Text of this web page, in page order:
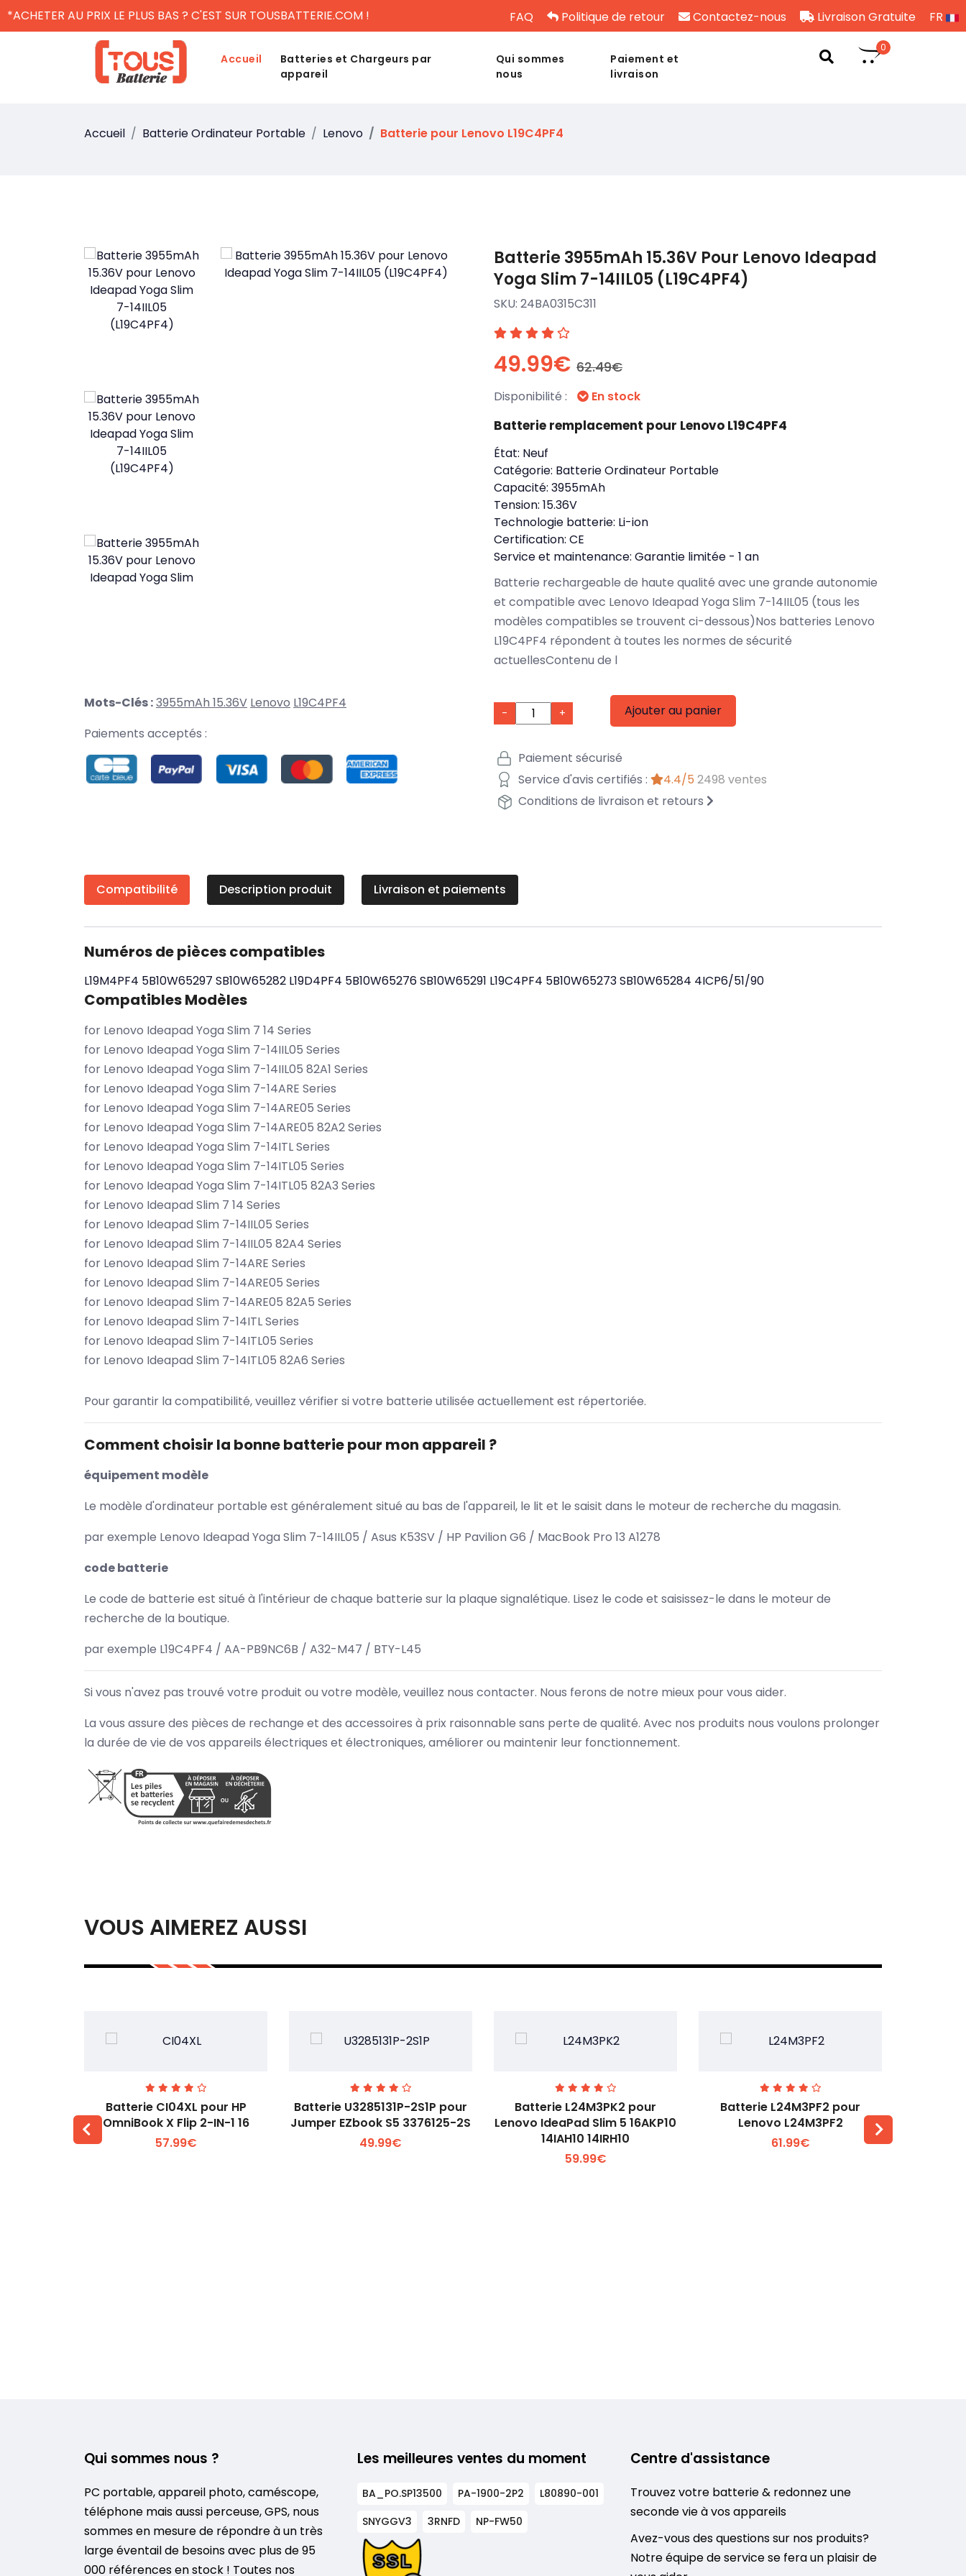
*ACHETER AU PRIX LE PLUS BAS ? C'EST SUR TOUSBATTERIE.COM ! FAQ Politique de retour Contactez-nous Livraison Gratuite FR
Accueil
Batteries et Chargeurs par
appareil
Qui sommes
nous
Paiement et
livraison
0
Accueil Batterie Ordinateur Portable Lenovo Batterie pour Lenovo L19C4PF4
Mots-Clés :3955mAh 15.36V Lenovo L19C4PF4
Paiements acceptés :
Batterie 3955mAh 15.36V Pour Lenovo Ideapad
Yoga Slim 7-14IIL05 (L19C4PF4)
SKU: 24BA0315C311
49.99€ 62.49€
Disponibilité : En stock
Batterie remplacement pour Lenovo L19C4PF4
État: Neuf
Catégorie: Batterie Ordinateur Portable
Capacité: 3955mAh
Tension: 15.36V
Technologie batterie: Li-ion
Certification: CE
Service et maintenance: Garantie limitée - 1 an
Batterie rechargeable de haute qualité avec une grande autonomie
et compatible avec Lenovo Ideapad Yoga Slim 7-14IIL05 (tous les
modèles compatibles se trouvent ci-dessous)Nos batteries Lenovo
L19C4PF4 répondent à toutes les normes de sécurité
actuellesContenu de l
- + Ajouter au panier
Paiement sécurisé
Service d'avis certifiés :
4.4/5 2498 ventes
Conditions de livraison et retours
Compatibilité Description produit Livraison et paiements
Numéros de pièces compatibles
L19M4PF4 5B10W65297 SB10W65282 L19D4PF4 5B10W65276SB10W65291 L19C4PF4 5B10W65273SB10W65284 4ICP6/51/90
Compatibles Modèles
for Lenovo Ideapad Yoga Slim 7 14 Series
for Lenovo Ideapad Yoga Slim 7-14IIL05 Series
for Lenovo Ideapad Yoga Slim 7-14IIL05 82A1 Series
for Lenovo Ideapad Yoga Slim 7-14ARE Series
for Lenovo Ideapad Yoga Slim 7-14ARE05 Series
for Lenovo Ideapad Yoga Slim 7-14ARE05 82A2 Series
for Lenovo Ideapad Yoga Slim 7-14ITL Series
for Lenovo Ideapad Yoga Slim 7-14ITL05 Series
for Lenovo Ideapad Yoga Slim 7-14ITL05 82A3 Series
for Lenovo Ideapad Slim 7 14 Series
for Lenovo Ideapad Slim 7-14IIL05 Series
for Lenovo Ideapad Slim 7-14IIL05 82A4 Series
for Lenovo Ideapad Slim 7-14ARE Series
for Lenovo Ideapad Slim 7-14ARE05 Series
for Lenovo Ideapad Slim 7-14ARE05 82A5 Series
for Lenovo Ideapad Slim 7-14ITL Series
for Lenovo Ideapad Slim 7-14ITL05 Series
for Lenovo Ideapad Slim 7-14ITL05 82A6 Series
Pour garantir la compatibilité, veuillez vérifier si votre batterie utilisée actuellement est répertoriée.
Comment choisir la bonne batterie pour mon appareil ?
équipement modèle
Le modèle d'ordinateur portable est généralement situé au bas de l'appareil, le lit et le saisit dans le moteur de recherche du magasin.
par exemple Lenovo Ideapad Yoga Slim 7-14IIL05 / Asus K53SV / HP Pavilion G6 / MacBook Pro 13 A1278
code batterie
Le code de batterie est situé à l'intérieur de chaque batterie sur la plaque signalétique. Lisez le code et saisissez-le dans le moteur de
recherche de la boutique.
par exemple L19C4PF4 / AA-PB9NC6B / A32-M47 / BTY-L45
Si vous n'avez pas trouvé votre produit ou votre modèle, veuillez nous contacter. Nous ferons de notre mieux pour vous aider.
La vous assure des pièces de rechange et des accessoires à prix raisonnable sans perte de qualité. Avec nos produits nous voulons prolonger
la durée de vie de vos appareils électriques et électroniques, améliorer ou maintenir leur fonctionnement.
VOUS AIMEREZ AUSSI
Voir plus +
Batterie CI04XL pour HP
OmniBook X Flip 2-IN-1 16
57.99€
Voir plus +
Batterie U3285131P-2S1P pour
Jumper EZbook S5 3376125-2S
49.99€
Voir plus +
Batterie L24M3PK2 pour
Lenovo IdeaPad Slim 5 16AKP10
14IAH10 14IRH10
59.99€
Voir plus +
Batterie L24M3PF2 pour
Lenovo L24M3PF2
61.99€
Qui sommes nous ?
PC portable, appareil photo, caméscope,
téléphone mais aussi perceuse, GPS, nous
sommes en mesure de répondre à un très
large éventail de besoins avec plus de 95
000 références en stock ! Toutes nos
Les meilleures ventes du moment
BA_PO.SP13500 PA-1900-2P2
L80890-001
SNYGGV3
3RNFD NP-FW50
Centre d'assistance
Trouvez votre batterie & redonnez une
seconde vie à vos appareils
Avez-vous des questions sur nos produits?
Notre équipe de service se fera un plaisir de